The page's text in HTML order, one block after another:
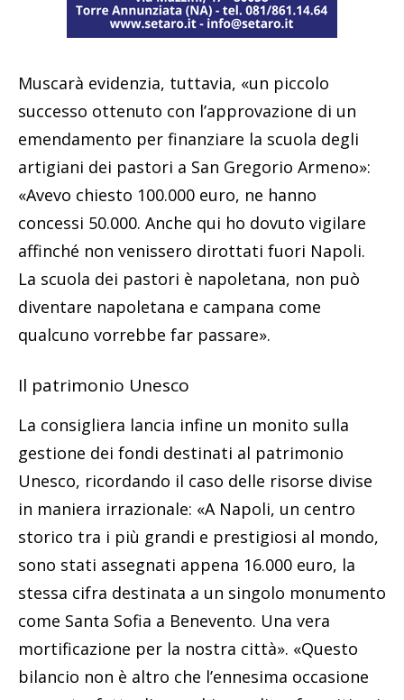
Muscarà evidenzia, tuttavia, «un piccolo
successo ottenuto con l’approvazione di un
emendamento per finanziare la scuola degli
artigiani dei pastori a San Gregorio Armeno»:
«Avevo chiesto 100.000 euro, ne hanno
concessi 50.000. Anche qui ho dovuto vigilare
affinché non venissero dirottati fuori Napoli.
La scuola dei pastori è napoletana, non può
diventare napoletana e campana come
qualcuno vorrebbe far passare».
Il patrimonio Unesco
La consigliera lancia infine un monito sulla
gestione dei fondi destinati al patrimonio
Unesco, ricordando il caso delle risorse divise
in maniera irrazionale: «A Napoli, un centro
storico tra i più grandi e prestigiosi al mondo,
sono stati assegnati appena 16.000 euro, la
stessa cifra destinata a un singolo monumento
come Santa Sofia a Benevento. Una vera
mortificazione per la nostra città». «Questo
bilancio non è altro che l’ennesima occasione